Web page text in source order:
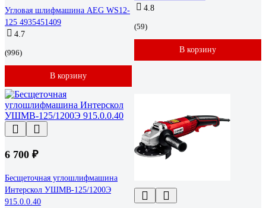
Угловая шлифмашина AEG WS12-
125 4935451409
4.7
(996)
В корзину
4.8
(59)
В корзину
6 700 ₽
Бесщеточная углошлифмашина
Интерскол УШМВ-125/1200Э
915.0.0.40